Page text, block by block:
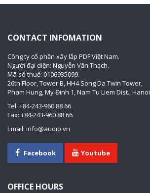
CONTACT INFOMATION
Công ty cổ phần xây lắp PDF Việt Nam.
Người đại diện: Nguyễn Văn Thạch.
Mã số thuế: 0106935099.
26th Floor, Tower B, HH4 Song Da Twin Tower,
Pham Hung, My Đinh 1, Nam Tu Liem Dist., Hanoi
Tel: +84-243-960 88 66
Fax: +84-243-960 88 66
Email: info@audio.vn
Facebook Youtube
OFFICE HOURS